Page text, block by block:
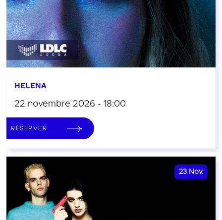
HELENA
22 novembre 2026 - 18:00
RÉSERVER
23 Nov.